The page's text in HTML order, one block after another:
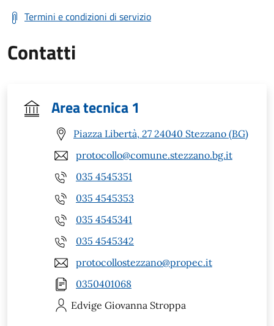
Termini e condizioni di servizio
Contatti
Area tecnica 1
Piazza Libertà, 27 24040 Stezzano (BG)
protocollo@comune.stezzano.bg.it
035 4545351
035 4545353
035 4545341
035 4545342
protocollostezzano@propec.it
0350401068
Edvige Giovanna Stroppa